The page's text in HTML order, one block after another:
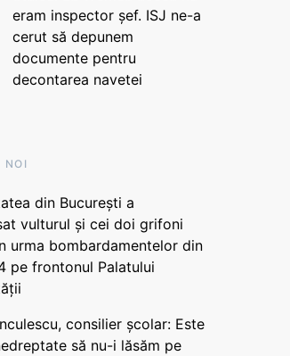
eram inspector șef. ISJ ne-a
cerut să depunem
documente pentru
decontarea navetei
NOI
din București a
vulturul și cei doi grifoni
urma bombardamentelor din
pe frontonul Palatului
consilier școlar: Este
să nu-i lăsăm pe